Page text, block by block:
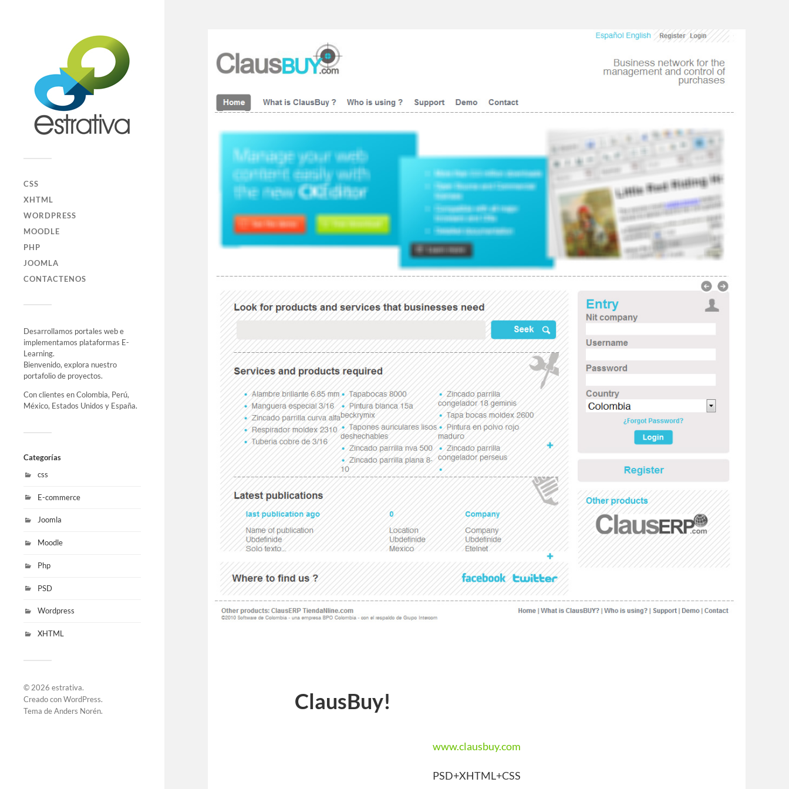
CSS
XHTML
WORDPRESS
MOODLE
PHP
JOOMLA
CONTACTENOS
Desarrollamos portales web e
implementamos plataformas E-
Learning.
Bienvenido, explora nuestro
portafolio de proyectos.
Con clientes en Colombia, Perú,
México, Estados Unidos y España.
Categorías
css
E-commerce
Joomla
Moodle
Php
PSD
Wordpress
XHTML
© 2026 estrativa.
Creado conWordPress.
Tema deAnders Norén. ClausBuy!
www.clausbuy.com
PSD+XHTML+CSS